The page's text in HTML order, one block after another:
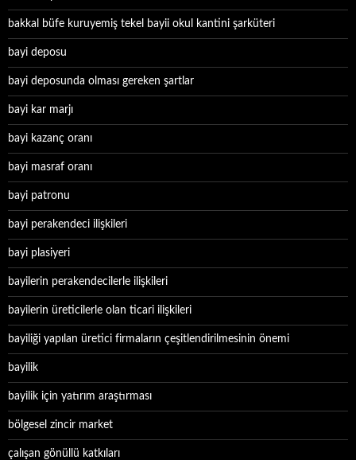
bakkal büfe kuruyemiş tekel bayii okul kantini şarküteri
bayi deposu
bayi deposunda olması gereken şartlar
bayi kar marjı
bayi kazanç oranı
bayi masraf oranı
bayi patronu
bayi perakendeci ilişkileri
bayi plasiyeri
bayilerin perakendecilerle ilişkileri
bayilerin üreticilerle olan ticari ilişkileri
bayiliği yapılan üretici firmaların çeşitlendirilmesinin önemi
bayilik
bayilik için yatırım araştırması
bölgesel zincir market
çalışan gönüllü katkıları